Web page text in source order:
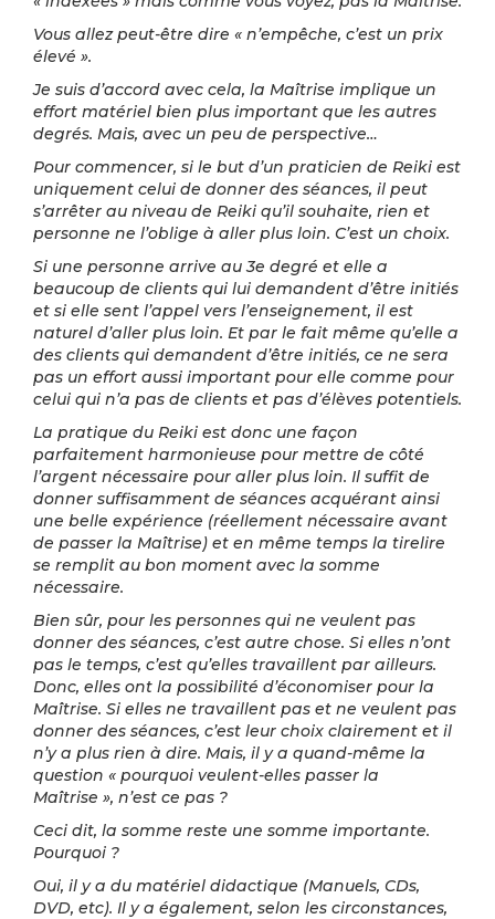
Vous allez peut-être dire « n’empêche, c’est un prix
élevé ».
Je suis d’accord avec cela, la Maîtrise implique un
effort matériel bien plus important que les autres
degrés. Mais, avec un peu de perspective…
Pour commencer, si le but d’un praticien de Reiki est
uniquement celui de donner des séances, il peut
s’arrêter au niveau de Reiki qu’il souhaite, rien et
personne ne l’oblige à aller plus loin. C’est un choix.
Si une personne arrive au 3e degré et elle a
beaucoup de clients qui lui demandent d’être initiés
et si elle sent l’appel vers l’enseignement, il est
naturel d’aller plus loin. Et par le fait même qu’elle a
des clients qui demandent d’être initiés, ce ne sera
pas un effort aussi important pour elle comme pour
celui qui n’a pas de clients et pas d’élèves potentiels.
La pratique du Reiki est donc une façon
parfaitement harmonieuse pour mettre de côté
l’argent nécessaire pour aller plus loin. Il suffit de
donner suffisamment de séances acquérant ainsi
une belle expérience (réellement nécessaire avant
de passer la Maîtrise) et en même temps la tirelire
se remplit au bon moment avec la somme
nécessaire.
Bien sûr, pour les personnes qui ne veulent pas
donner des séances, c’est autre chose. Si elles n’ont
pas le temps, c’est qu’elles travaillent par ailleurs.
Donc, elles ont la possibilité d’économiser pour la
Maîtrise. Si elles ne travaillent pas et ne veulent pas
donner des séances, c’est leur choix clairement et il
n’y a plus rien à dire. Mais, il y a quand-même la
question « pourquoi veulent-elles passer la
Maîtrise », n’est ce pas ?
Ceci dit, la somme reste une somme importante.
Pourquoi ?
Oui, il y a du matériel didactique (Manuels, CDs,
DVD, etc). Il y a également, selon les circonstances,